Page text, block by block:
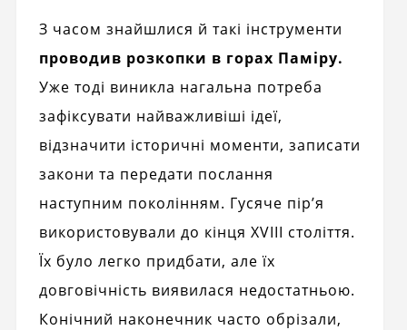
З часом знайшлися й такі інструменти
проводив розкопки в горах Паміру.
Уже тоді виникла нагальна потреба
зафіксувати найважливіші ідеї,
відзначити історичні моменти, записати
закони та передати послання
наступним поколінням. Гусяче пір’я
використовували до кінця XVIII століття.
Їх було легко придбати, але їх
довговічність виявилася недостатньою.
Конічний наконечник часто обрізали,